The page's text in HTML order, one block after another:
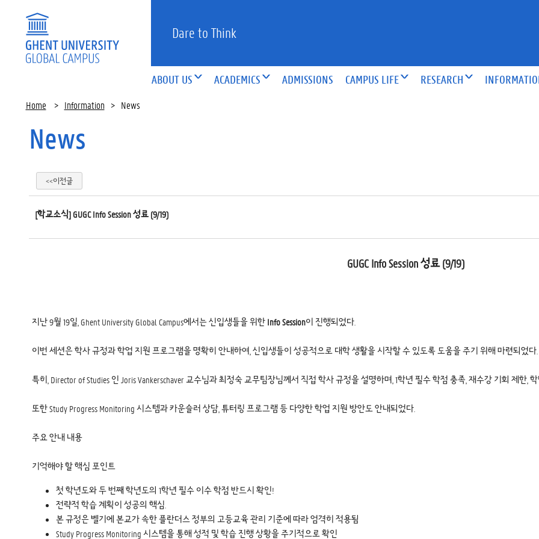
Dare to Think
ABOUT US ACADEMICS ADMISSIONS CAMPUS LIFE RESEARCH
Home > Information > News
News
<<이전글
[학교소식] GUGC Info Session 성료 (9/19)
GUGC Info Session 성료 (9/19)
지난 9월 19일, Ghent University Global Campus에서는 신입생들을 위한 Info Session이 진행되었다.
이번 세션은 학사 규정과 학업 지원 프로그램을 명확히 안내하여, 신입생들이 성공적으로 대학 생활을 시작할 수 있도록 도움을 주기 위해 마련되었다.
특히, Director of Studies 인 Joris Vankerschaver 교수님과 최정숙 교무팀장님께서 직접 학사 규정을 설명하며, 1학년 필수 학점 충족, 재수강 기회 제한,
또한 Study Progress Monitoring 시스템과 카운슬러 상담, 튜터링 프로그램 등 다양한 학업 지원 방안도 안내되었다.
주요 안내 내용
기억해야 할 핵심 포인트
첫 학년도와 두 번째 학년도의 1학년 필수 이수 학점 반드시 확인!
전략적 학습 계획이 성공의 핵심.
본 규정은 벨기에 본교가 속한 플란더스 정부의 고등교육 관리 기준에 따라 엄격히 적용됨
Study Progress Monitoring 시스템을 통해 성적 및 학습 진행 상황을 주기적으로 확인